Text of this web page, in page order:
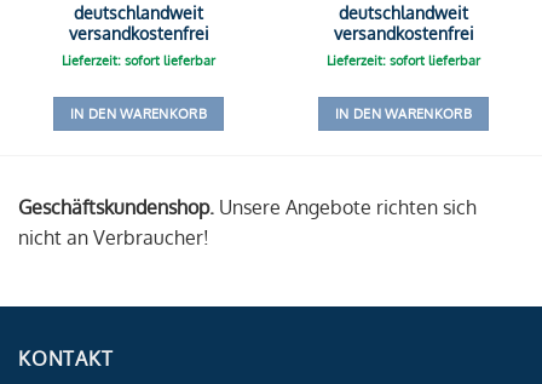
deutschlandweit
versandkostenfrei
Lieferzeit: sofort lieferbar
IN DEN WARENKORB
deutschlandweit
versandkostenfrei
Lieferzeit: sofort lieferbar
IN DEN WARENKORB
Geschäftskundenshop. Unsere Angebote richten sich
nicht an Verbraucher!
KONTAKT